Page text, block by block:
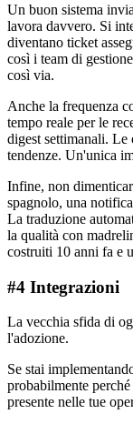
Un buon sistema
lavora davvero. Si
diventano ticket
così i team di
così via.
Anche la frequenza
tempo reale per le
digest settimanali. Le
tendenze. Un'unica
Infine, non
spagnolo, una
La traduzione
la qualità con
costruiti 10 anni fa e
#4 Integrazioni
La vecchia sfida di
l'adozione.
Se stai
probabilmente
presente nelle tue